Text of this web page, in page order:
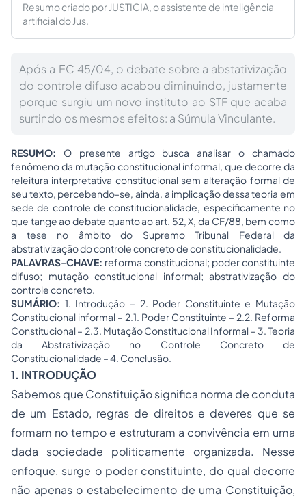
Resumo criado por JUSTICIA, o assistente de inteligência
artificial do Jus.
Após a EC 45/04, o debate sobre a abstativização
do controle difuso acabou diminuindo, justamente
porque surgiu um novo instituto ao STF que acaba
surtindo os mesmos efeitos: a Súmula Vinculante.
RESUMO: O presente artigo busca analisar o chamado
fenômeno da mutação constitucional informal, que decorre da
releitura interpretativa constitucional sem alteração formal de
seu texto, percebendo-se, ainda, a implicação dessa teoria em
sede de controle de constitucionalidade, especificamente no
que tange ao debate quanto ao art. 52, X, da CF/88, bem como
a tese no âmbito do Supremo Tribunal Federal da
abstrativização do controle concreto de constitucionalidade.
PALAVRAS-CHAVE: reforma constitucional; poder constituinte
difuso; mutação constitucional informal; abstrativização do
controle concreto.
SUMÁRIO: 1. Introdução – 2. Poder Constituinte e Mutação
Constitucional informal – 2.1. Poder Constituinte – 2.2. Reforma
Constitucional – 2.3. Mutação Constitucional Informal – 3. Teoria
da Abstrativização no Controle Concreto de
Constitucionalidade – 4. Conclusão.
1. INTRODUÇÃO
Sabemos que Constituição significa norma de conduta
de um Estado, regras de direitos e deveres que se
formam no tempo e estruturam a convivência em uma
dada sociedade politicamente organizada. Nesse
enfoque, surge o poder constituinte, do qual decorre
não apenas o estabelecimento de uma Constituição,